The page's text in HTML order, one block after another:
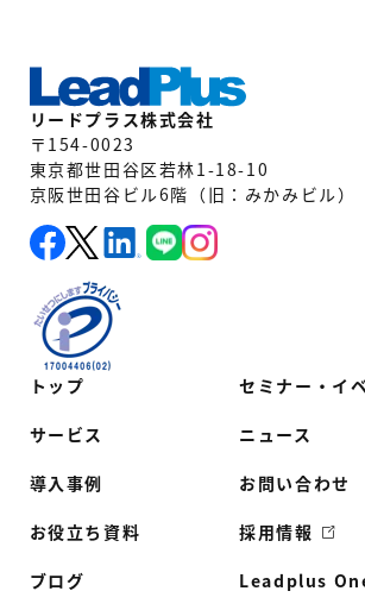
トップ
サービス
導入事例
お役立ち資料
ブログ
セミナー・イ
ニュース
お問い合わせ
採用情報
Leadplus
リードプラス株式会社
〒154-0023
東京都世田谷区若林1-18-10
京阪世田谷ビル6階（旧：みかみビル）